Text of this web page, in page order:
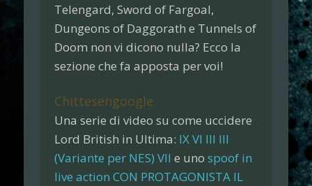
Telengard,Sword of Fargoal,
Dungeons of Daggorath e Tunnels of
Doom non vi dicono nulla? Ecco la
sezione che fa apposta per voi!
Chittesengoogle
Una serie di video su come uccidere
Lord British in Ultima: IXVI III III
(Variante per NES) VII e unospoof in
live action CON PROTAGONISTA IL